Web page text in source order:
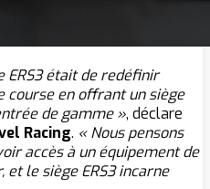
ERS3 était de redéfinir
course en offrant un siège
de gamme », déclare
Racing. « Nous pensons
accès à un équipement de
le siège ERS3 incarne